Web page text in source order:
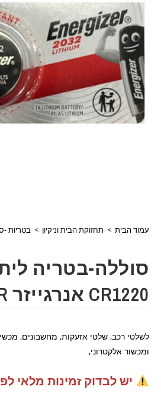
עמוד הבית > תחזוקת הבית וניקיון > בטריות -
סוללה-בטריה
CR1220 אנרגייזר ENERGIZER
לשלטי רכב, שלטי אזעקות, מחשבונים,
ומכשור אלקטרוני,
יש לבדוק זמינות מלאי